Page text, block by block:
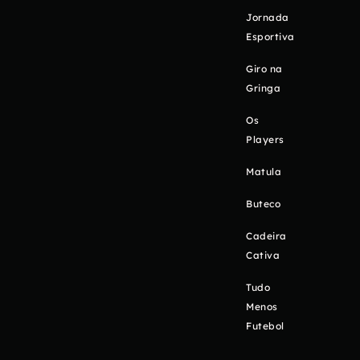
Jornada
Esportiva
Giro na
Gringa
Os
Players
Matula
Buteco
Cadeira
Cativa
Tudo
Menos
Futebol